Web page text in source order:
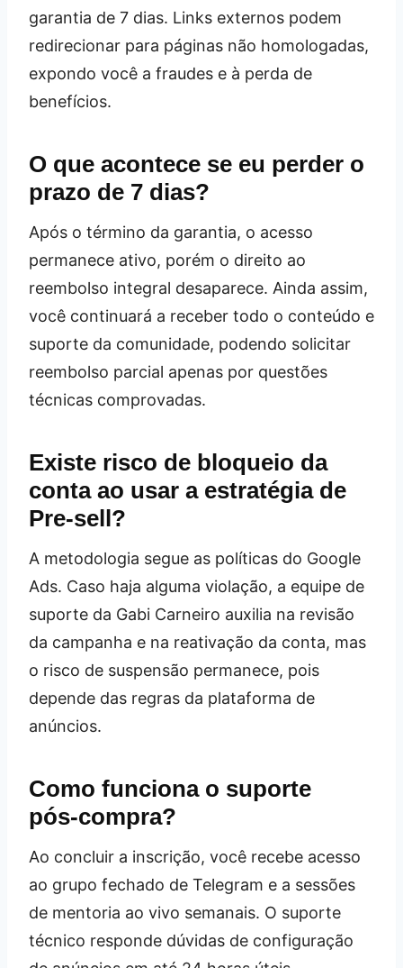
garantia de 7 dias. Links externos podem
redirecionar para páginas não homologadas,
expondo você a fraudes e à perda de
benefícios.
O que acontece se eu perder o
prazo de 7 dias?
Após o término da garantia, o acesso
permanece ativo, porém o direito ao
reembolso integral desaparece. Ainda assim,
você continuará a receber todo o conteúdo e
suporte da comunidade, podendo solicitar
reembolso parcial apenas por questões
técnicas comprovadas.
Existe risco de bloqueio da
conta ao usar a estratégia de
Pre‑sell?
A metodologia segue as políticas do Google
Ads. Caso haja alguma violação, a equipe de
suporte da Gabi Carneiro auxilia na revisão
da campanha e na reativação da conta, mas
o risco de suspensão permanece, pois
depende das regras da plataforma de
anúncios.
Como funciona o suporte
pós‑compra?
Ao concluir a inscrição, você recebe acesso
ao grupo fechado de Telegram e a sessões
de mentoria ao vivo semanais. O suporte
técnico responde dúvidas de configuração